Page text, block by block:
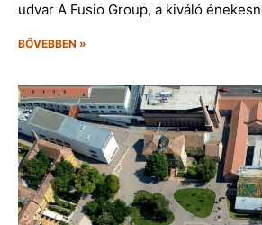
udvar A Fusio Group, a kiváló
BŐVEBBEN »